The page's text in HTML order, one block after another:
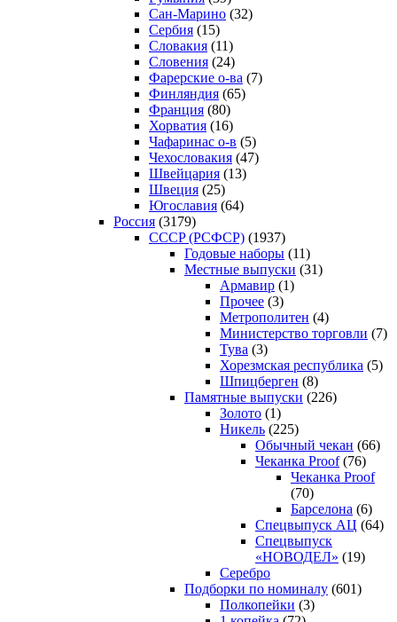
Сан-Марино (32)
Сербия (15)
Словакия (11)
Словения (24)
Фарерские о-ва (7)
Финляндия (65)
Франция (80)
Хорватия (16)
Чафаринас о-в (5)
Чехословакия (47)
Швейцария (13)
Швеция (25)
Югославия (64)
Россия (3179)
CCCP (РСФСР) (1937)
Годовые наборы (11)
Местные выпуски (31)
Армавир (1)
Прочее (3)
Метрополитен (4)
Министерство торговли (7)
Тува (3)
Хорезмская республика (5)
Шпицберген (8)
Памятные выпуски (226)
Золото (1)
Никель (225)
Обычный чекан (66)
Чеканка Proof(76)
Чеканка Proof
(70)
Барселона (6)
Спецвыпуск АЦ (64)
Спецвыпуск
«НОВОДЕЛ» (19)
Серебро
Подборки по номиналу (601)
Полкопейки (3)